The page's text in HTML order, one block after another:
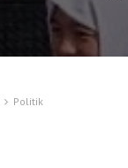
Politik